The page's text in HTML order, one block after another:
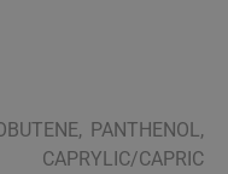
PANTHENOL,
CAPRIC